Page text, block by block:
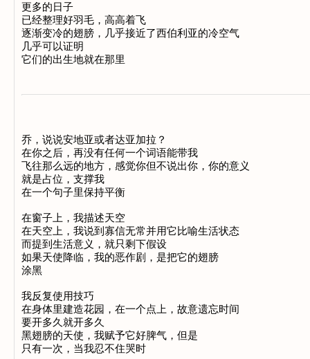
更多的日子
已经整理好羽毛，高高着飞
逐渐变冷的翅膀，几乎接近了西伯利亚的冷空气
几乎可以证明
乔，说说安地亚或者达亚加拉？
在你之后，再没有任何一个词语能带我
飞往那么远的地方，感觉你但不说出你，你的意义
就是占位，支撑我
在一个句子里保持平衡
在窗子上，我描述天空
在天空上，我说到寡信无常并用它比喻生活状态
而提到生活意义，就只剩下假设
如果天使降临，我的恶作剧，是把它的翅膀
涂黑
我反复使用技巧
在身体里建造花园，在一个点上，故意遗忘时间
要开多久就开多久
黑翅膀的天使，我赋予它好脾气，但是
只有一次，当我忍不住哭时